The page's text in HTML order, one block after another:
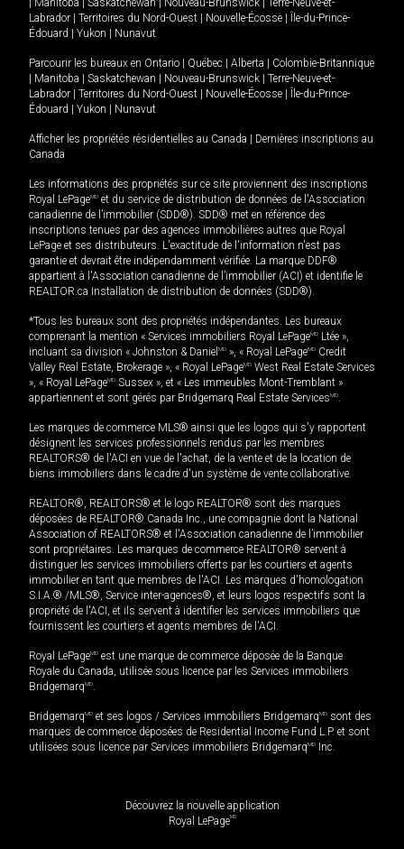
Manitoba Saskatchewan Nouveau-Brunswick
Terre-Neuve-et-
Labrador
Territoires du Nord-Ouest Nouvelle-Écosse
Île-du-Prince-
Édouard
Yukon Nunavut
Parcourir les bureaux en Ontario Québec Alberta
Colombie-Britannique
Manitoba Saskatchewan Nouveau-Brunswick
Terre-Neuve-et-
Labrador
Territoires du Nord-Ouest Nouvelle-Écosse
Île-du-Prince-
Édouard
Yukon Nunavut
Afficher les propriétés résidentielles au Canada
Dernières inscriptions au
Canada
Les informations des propriétés sur ce site proviennent des inscriptions
Royal LePageMD et du service de distribution de données de l'Association
canadienne de l’immobilier (SDD®). SDD® met en référence des
inscriptions tenues par des agences immobilières autres que Royal
LePage et ses distributeurs. L'exactitude de l'information n'est pas
garantie et devrait être indépendamment vérifiée. La marque DDF®
appartient à l'Association canadienne de l’immobilier (ACI) et identifie le
REALTOR.ca Installation de distribution de données (SDD®).
*Tous les bureaux sont des propriétés indépendantes. Les bureaux
comprenant la mention « Services immobiliers Royal LePageMD Ltée »,
incluant sa division « Johnston & Daniel MD », « Royal LePageMD Credit
Valley Real Estate, Brokerage », « Royal LePageMD West Real Estate Services
», « Royal LePageMD Sussex », et « Les immeubles Mont-Tremblant »
appartiennent et sont gérés par Bridgemarq Real Estate ServicesMD.
Les marques de commerce MLS® ainsi que les logos qui s'y rapportent
désignent les services professionnels rendus par les membres
REALTORS® de l'ACI en vue de l'achat, de la vente et de la location de
biens immobiliers dans le cadre d'un système de vente collaborative.
REALTOR®, REALTORS® et le logo REALTOR® sont des marques
déposées de REALTOR® Canada Inc., une compagnie dont la National
Association of REALTORS® et l'Association canadienne de l’immobilier
sont propriétaires. Les marques de commerce REALTOR® servent à
distinguer les services immobiliers offerts par les courtiers et agents
immobilier en tant que membres de l'ACI. Les marques d'homologation
S.I.A.® /MLS®, Service inter-agences®, et leurs logos respectifs sont la
propriété de l'ACI, et ils servent à identifier les services immobiliers que
fournissent les courtiers et agents membres de l'ACI.
Royal LePageMD est une marque de commerce déposée de la Banque
Royale du Canada, utilisée sous licence par les Services immobiliers
BridgemarqMD.
BridgemarqMD et ses logos / Services immobiliers BridgemarqMD sont des
marques de commerce déposées de Residential Income Fund L.P. et sont
utilisées sous licence par Services immobiliers BridgemarqMD Inc.
Découvrez la nouvelle application
Royal LePageMD